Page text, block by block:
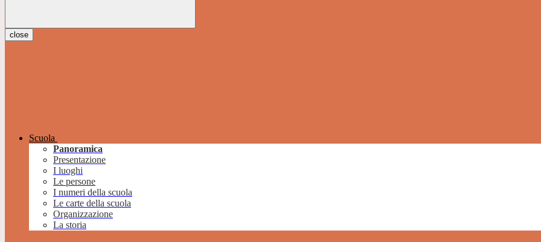
close
Scuola
Panoramica
Presentazione
I luoghi
Le persone
I numeri della scuola
Le carte della scuola
Organizzazione
La storia